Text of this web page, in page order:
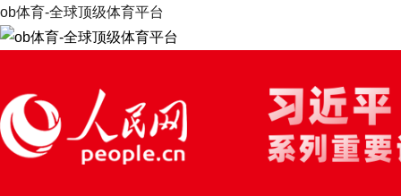
ob体育-全球顶级体育平台